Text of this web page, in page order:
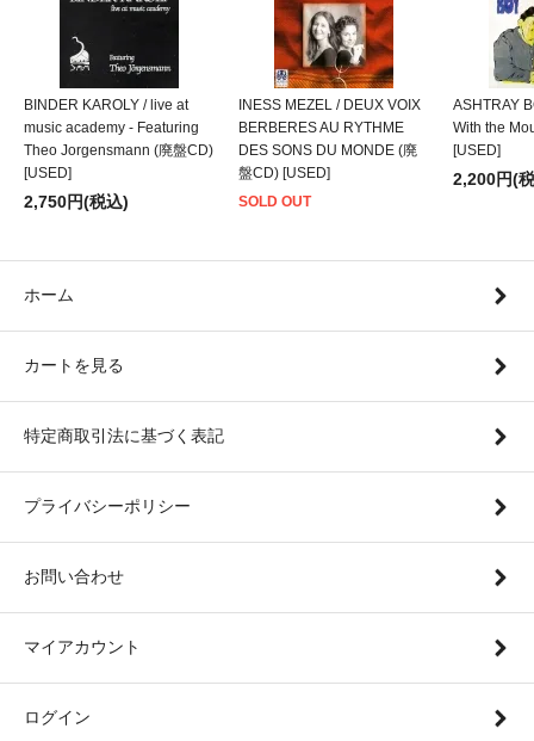
BINDER KAROLY / live at
music academy - Featuring
Theo Jorgensmann (廃盤CD)
[USED]
2,750円(税込)
INESS MEZEL / DEUX VOIX
BERBERES AU RYTHME
DES SONS DU MONDE (廃
盤CD) [USED]
SOLD OUT
ASHTRAY
With the
[USED]
2,200円(
ホーム
カートを見る
特定商取引法に基づく表記
プライバシーポリシー
お問い合わせ
マイアカウント
ログイン